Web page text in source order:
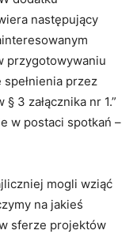
następujący
przygotowywaniu
przez
3 załącznika nr 1.”
w postaci spotkań –
mogli wziąć
na jakieś
sferze projektów